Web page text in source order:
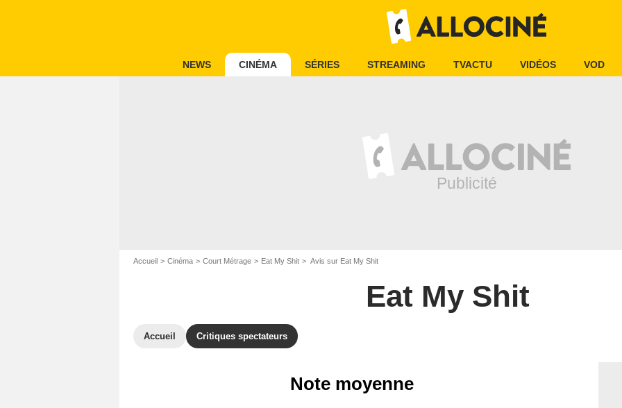
NEWS CINÉMA SÉRIES STREAMING TVACTU VIDÉOS VOD
Accueil Cinéma Court Métrage Eat My Shit Avis sur Eat My Shit
Eat My Shit
Accueil Critiques spectateurs
Note moyenne